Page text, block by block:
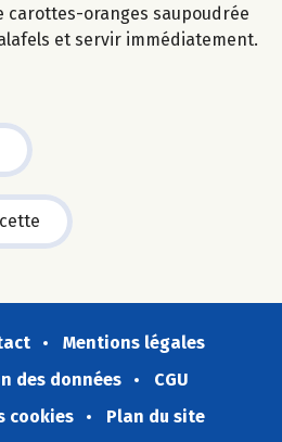
carottes-oranges saupoudrée
et servir immédiatement.
Mentions légales
des données
CGU
cookies
Plan du site